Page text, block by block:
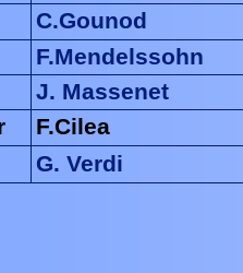
C.Gounod
F.Mendelssohn
J. Massenet
F.Cilea
G. Verdi